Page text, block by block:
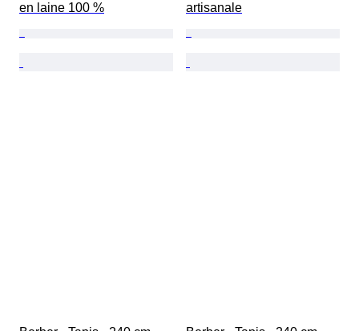
en laine 100 %
artisanale